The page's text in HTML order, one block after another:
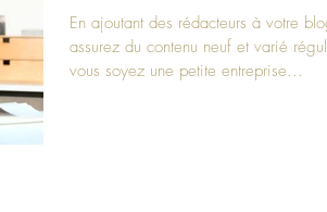
En ajoutant des rédacteurs à votre
assurez du contenu neuf et varié
vous soyez une petite entreprise...